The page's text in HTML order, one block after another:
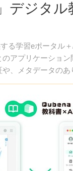
デジタル
る学習eポータル
アプリケーショ
、メタデータのあ